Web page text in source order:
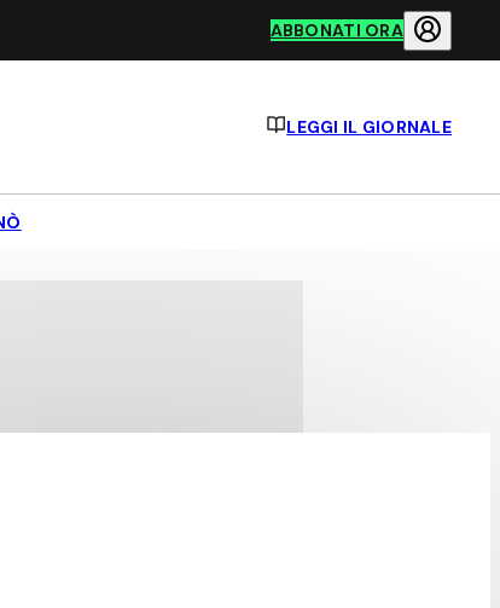
ABBONATI ORA
LEGGI IL GIORNALE